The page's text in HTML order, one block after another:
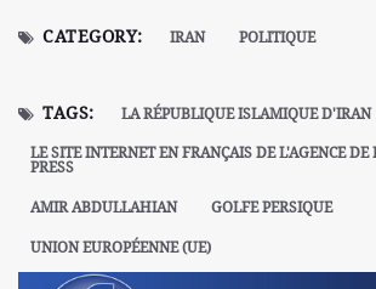
CATEGORY: IRAN POLITIQUE
TAGS:
LA RÉPUBLIQUE ISLAMIQUE D'IRAN
LE SITE INTERNET EN FRANÇAIS DE L'AGENCE DE
PRESS
AMIR ABDULLAHIAN
GOLFE PERSIQUE
UNION EUROPÉENNE (UE)